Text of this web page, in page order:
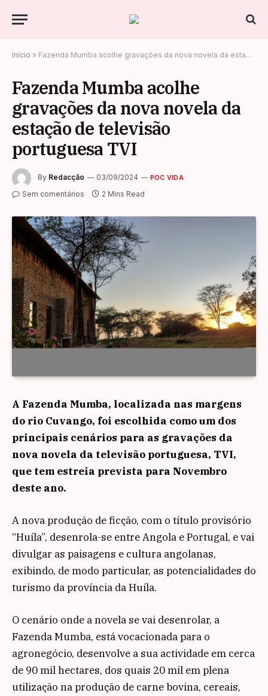
Início » Fazenda Mumba acolhe gravações da nova novela da estação de televisão portuguesa TVI
Fazenda Mumba acolhe
gravações da nova novela da
estação de televisão
portuguesa TVI
By Redacção 03/09/2024 POC VIDA
Sem comentários 2 Mins Read
A Fazenda Mumba, localizada nas margens
do rio Cuvango, foi escolhida como um dos
principais cenários para as gravações da
nova novela da televisão portuguesa, TVI,
que tem estreia prevista para Novembro
deste ano.
A nova produção de ficção, com o título provisório
“Huíla”, desenrola-se entre Angola e Portugal, e vai
divulgar as paisagens e cultura angolanas,
exibindo, de modo particular, as potencialidades do
turismo da província da Huíla.
O cenário onde a novela se vai desenrolar, a
Fazenda Mumba, está vocacionada para o
agronegócio, desenvolve a sua actividade em cerca
de 90 mil hectares, dos quais 20 mil em plena
utilização na produção de carne bovina, cereais,